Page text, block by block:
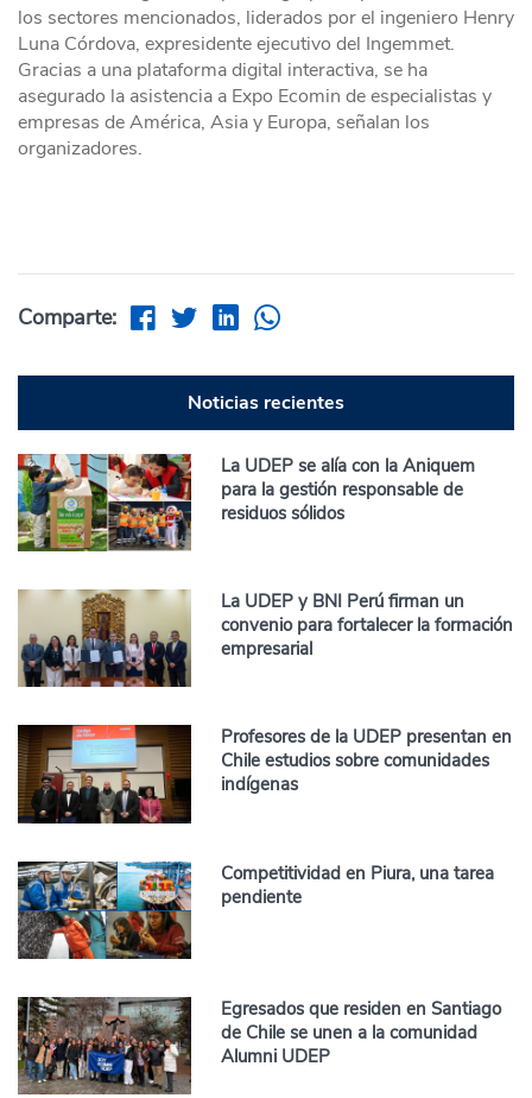
los sectores mencionados, liderados por el ingeniero Henry
Luna Córdova, expresidente ejecutivo del Ingemmet.
Gracias a una plataforma digital interactiva, se ha
asegurado la asistencia a Expo Ecomin de especialistas y
empresas de América, Asia y Europa, señalan los
organizadores.
Comparte:
Noticias recientes
La UDEP se alía con la Aniquem
para la gestión responsable de
residuos sólidos
La UDEP y BNI Perú firman un
convenio para fortalecer la formación
empresarial
Profesores de la UDEP presentan en
Chile estudios sobre comunidades
indígenas
Competitividad en Piura, una tarea
pendiente
Egresados que residen en Santiago
de Chile se unen a la comunidad
Alumni UDEP